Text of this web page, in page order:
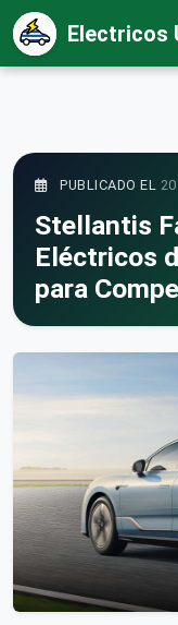
Electricos
PUBLICADO EL
Stellantis
Eléctricos
para